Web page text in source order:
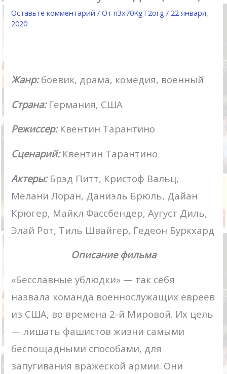
Оставьте комментарий / Отn3x70KgT2org/ 22 января,
2020
Жанр:боевик, драма, комедия, военный
Страна: Германия, США
Режиссер: Квентин Тарантино
Сценарий: Квентин Тарантино
Актеры: Брэд Питт, Кристоф Вальц,
Мелани Лоран, Даниэль Брюль, Дайан
Крюгер, Майкл Фассбендер, Аугуст Диль,
Элай Рот, Тиль Швайгер, Гедеон Буркхард
Описание фильма
«Бесславные ублюдки» — так себя
назвала команда военнослужащих евреев
из США, во времена 2-й Мировой. Их цель
— лишать фашистов жизни самыми
беспощадными способами, для
запугивания вражеской армии. Они